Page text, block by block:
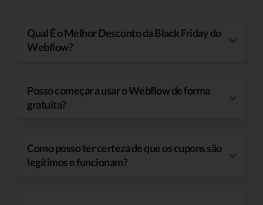
Qual É o Melhor Desconto da Black Friday do
Webflow?
Posso começar a usar o Webflow de forma
gratuita?
Como posso ter certeza de que os cupons são
legítimos e funcionam?